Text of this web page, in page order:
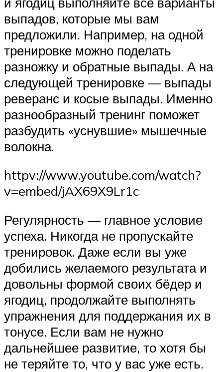
выпадов, которые мы вам
предложили. Например, на одной
тренировке можно поделать
разножку и обратные выпады. А на
следующей тренировке — выпады
реверанс и косые выпады. Именно
разнообразный тренинг поможет
разбудить «уснувшие» мышечные
волокна.
httpv://www.youtube.com/watch?
v=embed/jAX69X9Lr1c
Регулярность — главное условие
успеха. Никогда не пропускайте
тренировок. Даже если вы уже
добились желаемого результата и
довольны формой своих бёдер и
ягодиц, продолжайте выполнять
упражнения для поддержания их в
тонусе. Если вам не нужно
дальнейшее развитие, то хотя бы
не теряйте то, что у вас уже есть.